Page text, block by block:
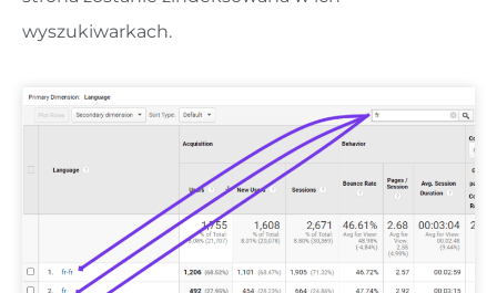
wyszukiwarkach.